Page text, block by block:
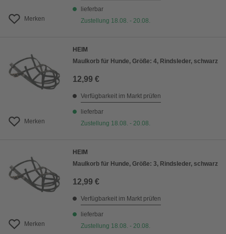
Merken
lieferbar
Zustellung 18.08. - 20.08.
Merken
HEIM
Maulkorb für Hunde, Größe: 4, Rindsleder, schwarz
12,99 €
Verfügbarkeit im Markt prüfen
lieferbar
Zustellung 18.08. - 20.08.
Merken
HEIM
Maulkorb für Hunde, Größe: 3, Rindsleder, schwarz
12,99 €
Verfügbarkeit im Markt prüfen
lieferbar
Zustellung 18.08. - 20.08.